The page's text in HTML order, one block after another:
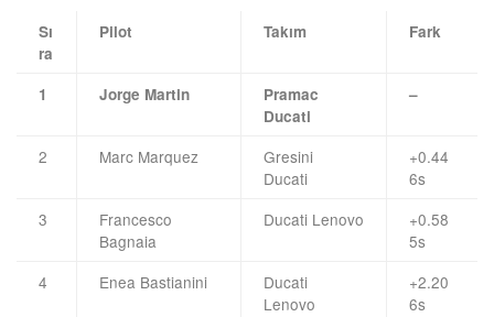
Sı
ra
Pilot Takım Fark
1 Jorge Martin
Pramac
Ducati
–
2 Marc Marquez
Gresini
Ducati
+0.44
6s
3
Francesco
Bagnaia
Ducati Lenovo
+0.58
5s
4
Enea Bastianini
Ducati
Lenovo
+2.20
6s